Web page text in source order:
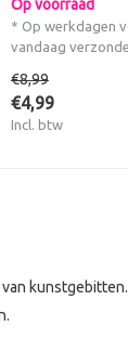
Op voorraad
* Op werkdagen
vandaag
€8,99
€4,99
Incl. btw